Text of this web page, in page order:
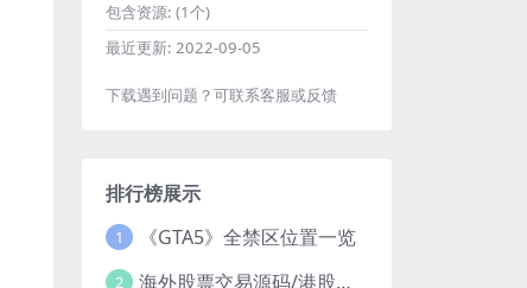
包含资源: (1个)
最近更新: 2022-09-05
下载遇到问题？可联系客服或反馈
排行榜展示
1 《GTA5》全禁区位置一览
2 海外股票交易源码/港股泰股/美股源码/印度股源码/马拉西亚股票源码/国际股票配资